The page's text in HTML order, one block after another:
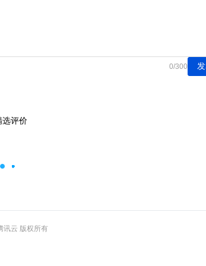
0/300
评价
讯云 版权所有